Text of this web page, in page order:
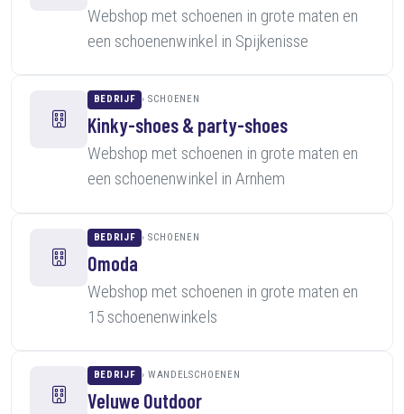
Webshop met schoenen in grote maten en
een schoenenwinkel in Spijkenisse
BEDRIJF SCHOENEN
Kinky-shoes & party-shoes
Webshop met schoenen in grote maten en
een schoenenwinkel in Arnhem
BEDRIJF SCHOENEN
Omoda
Webshop met schoenen in grote maten en
15 schoenenwinkels
BEDRIJF WANDELSCHOENEN
Veluwe Outdoor